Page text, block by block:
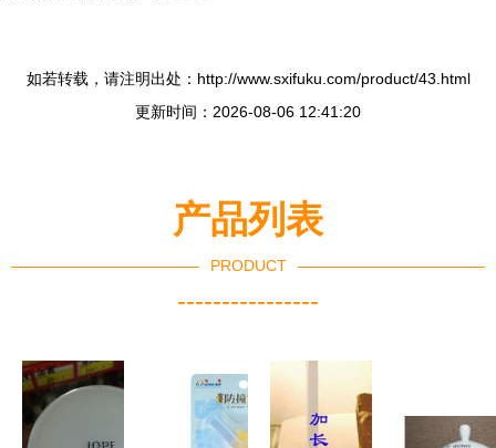
如若转载，请注明出处：http://www.sxifuku.com/product/43.html
更新时间：2026-08-06 12:41:20
产品列表
PRODUCT
----------------